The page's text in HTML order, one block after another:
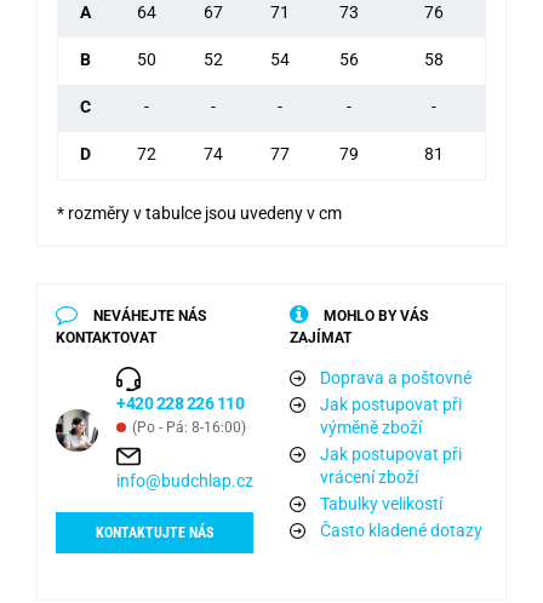
A 64 67 71 73 76
B 50 52 54 56 58
C - - - - -
D 72 74 77 79 81
* rozměry v tabulce jsou uvedeny v cm
NEVÁHEJTE NÁS
KONTAKTOVAT
+420 228 226 110
(Po - Pá: 8-16:00)
info@budchlap.cz
KONTAKTUJTE NÁS
MOHLO BY VÁS
ZAJÍMAT
Doprava a poštovné
Jak postupovat při
výměně zboží
Jak postupovat při
vrácení zboží
Tabulky velikostí
Často kladené dotazy